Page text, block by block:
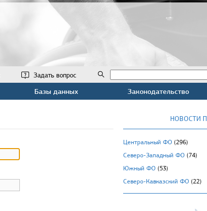
Задать вопрос
Базы данных Законодательство
НОВОСТИ
Центральный ФО (296)
Северо-Западный ФО (74)
Южный ФО (53)
Северо-Кавказский ФО (22)